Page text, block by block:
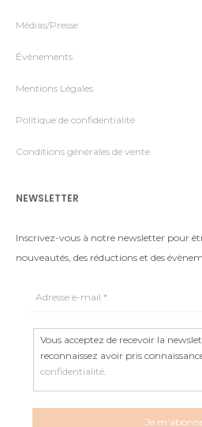
Médias/Presse
Évènements
Mentions Légales
Politique de confidentialité
Conditions générales de vente
NEWSLETTER
Inscrivez-vous à notre newsletter pour
nouveautés, des réductions et des
Vous acceptez de recevoir la
reconnaissez avoir pris
confidentialité.